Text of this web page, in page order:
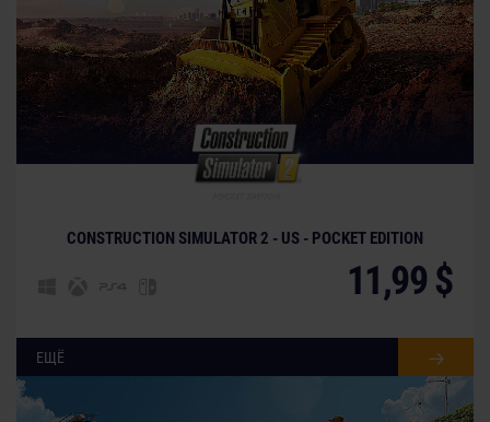
CONSTRUCTION SIMULATOR 2 - US - POCKET EDITION
11,99 $
ЕЩЁ